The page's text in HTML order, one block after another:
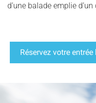
d’une balade emplie
Réservez votre